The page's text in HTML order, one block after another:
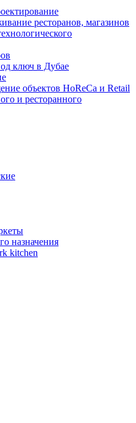
ресторанов, магазинов
ключ в Дубае
объектов HoReCa и Retail
и ресторанного
назначения
kitchen